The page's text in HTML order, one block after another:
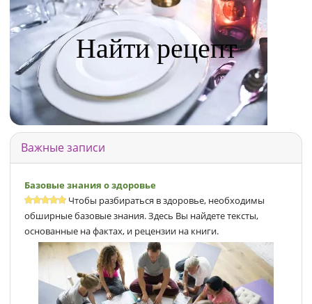
Найти рецепт
Важные записи
Базовые знания о здоровье
Чтобы разбираться в здоровье, необходимы
обширные базовые знания. Здесь Вы найдете тексты,
основанные на фактах, и рецензии на книги.